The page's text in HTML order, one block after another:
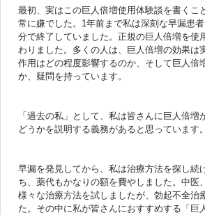
最初、実はこの巨人倍増使用体験談を書くこ
常に嫌でした。1年前まで私は深刻な早漏患
分で終了していました。正規の巨人倍増を使
わりました。多くの人は、巨人倍増の効果は
作用はどの程度影響するのか、そして巨人倍
か、疑問を持っています。
「過去の私」として、私は皆さんに巨人倍増
どうかを説明する義務があると思っています。
早漏を発見してから、私は治療方法を探し続
ち、薬代もかなりの額を費やしました。中医
様々な治療方法を試しましたが、勃起不全治
た。その中に私が皆さんにおすすめする「巨